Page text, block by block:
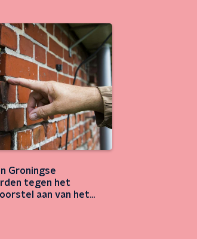
Groningse
tegen het
aan van het